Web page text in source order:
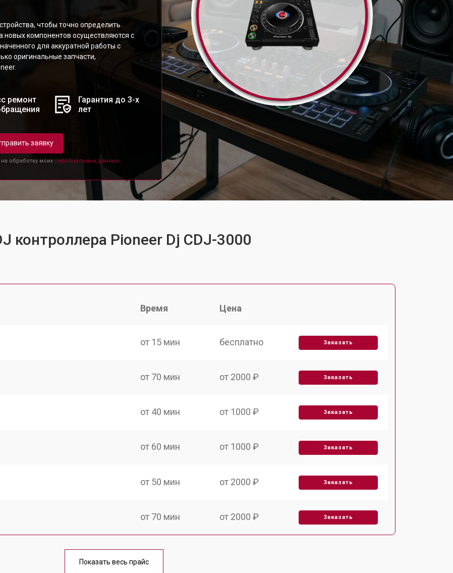
чтобы точно определить
новых компонентов осуществляются с
для аккуратной работы с
оригинальные запчасти,
ремонт
Гарантия до 3-х
лет
заявку
обработку моих персональных данных.
контроллера Pioneer Dj CDJ-3000
Время Цена
от 15 мин бесплатно Заказать
от 70 мин от 2000 ₽ Заказать
от 40 мин от 1000 ₽ Заказать
от 60 мин от 1000 ₽ Заказать
от 50 мин от 2000 ₽ Заказать
от 70 мин от 2000 ₽ Заказать
от 40 мин
Показать весь прайс